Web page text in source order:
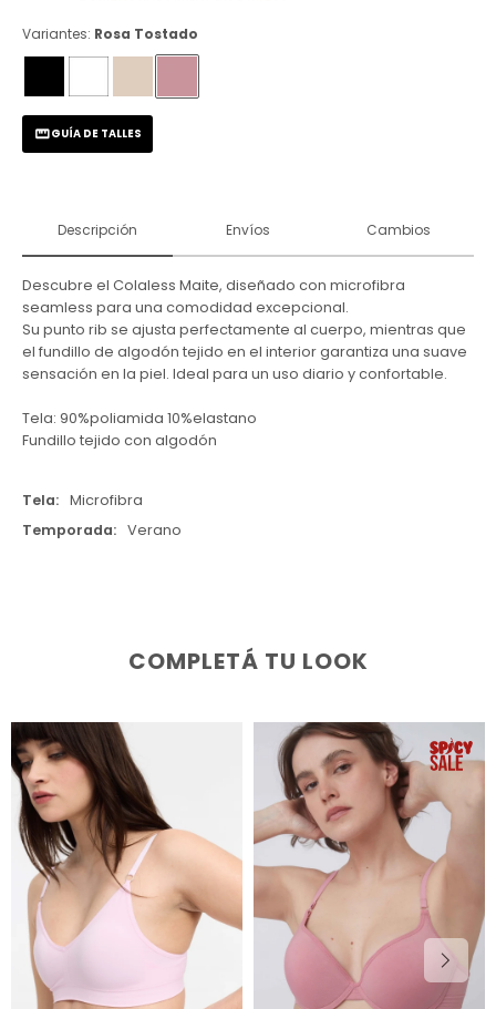
Variantes: Rosa Tostado
GUÍA DE TALLES
Descripción Envíos Cambios
Descubre el Colaless Maite, diseñado con microfibra
seamless para una comodidad excepcional.
Su punto rib se ajusta perfectamente al cuerpo, mientras que
el fundillo de algodón tejido en el interior garantiza una suave
sensación en la piel. Ideal para un uso diario y confortable.
Tela: 90%poliamida 10%elastano
Fundillo tejido con algodón
Tela
Microfibra
Temporada
Verano
COMPLETÁ TU LOOK